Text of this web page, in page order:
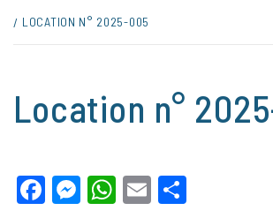
LOCATION N° 2025-005
Location n°
Facebook
Messenger
WhatsApp
Email